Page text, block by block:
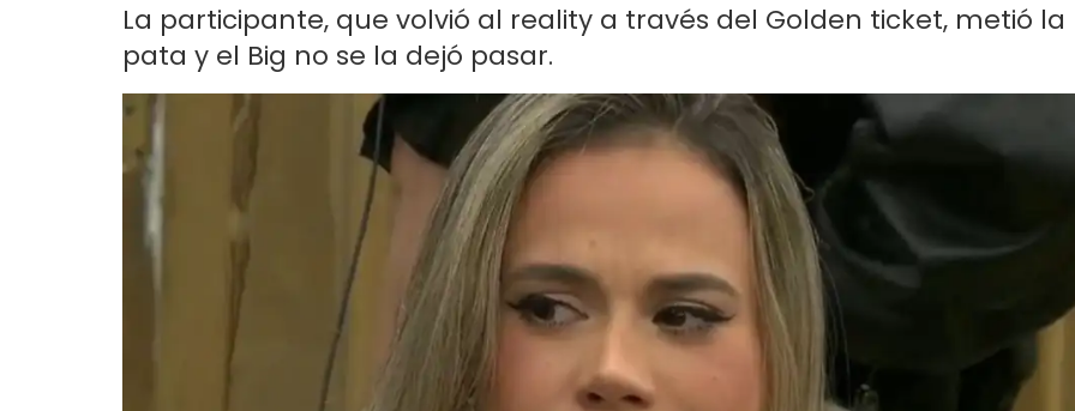
La participante, que volvió al reality a través del Golden ticket, metió la
pata y el Big no se la dejó pasar.